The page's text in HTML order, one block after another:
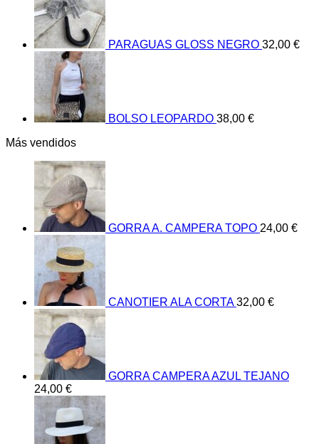
PARAGUAS GLOSS NEGRO 32,00 €
BOLSO LEOPARDO 38,00 €
Más vendidos
GORRA A. CAMPERA TOPO 24,00 €
CANOTIER ALA CORTA 32,00 €
GORRA CAMPERA AZUL TEJANO
24,00 €